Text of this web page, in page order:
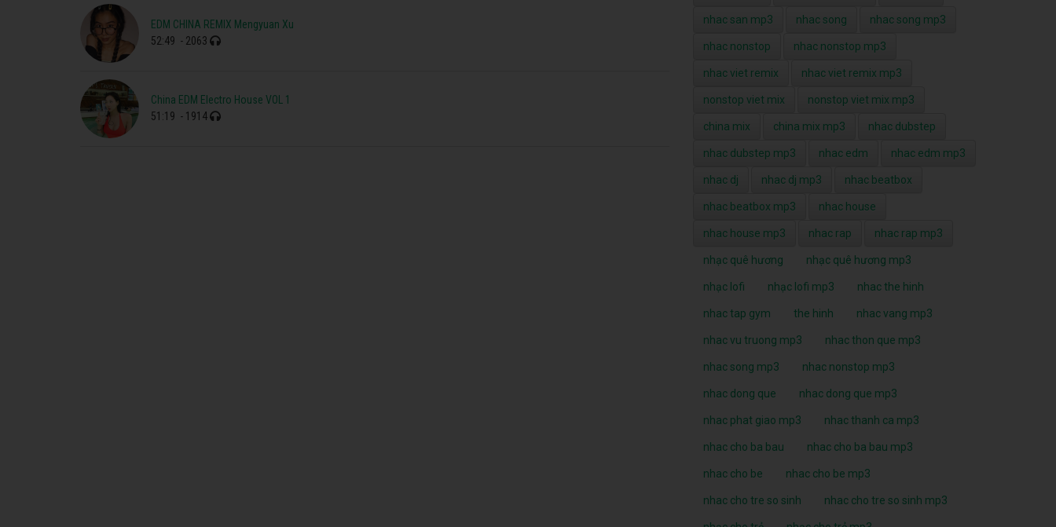
EDM CHINA REMIX Mengyuan Xu
52:49 - 2063
China EDM Electro House VOL 1
51:19 - 1914
nhac san mp3 nhac song nhac song mp3
nhac nonstop nhac nonstop mp3
nhac viet remix nhac viet remix mp3
nonstop viet mix nonstop viet mix mp3
china mix china mix mp3 nhac dubstep
nhac dubstep mp3 nhac edm nhac edm mp3
nhac dj nhac dj mp3 nhac beatbox
nhac beatbox mp3 nhac house
nhac house mp3 nhac rap nhac rap mp3
nhạc quê hương nhạc quê hương mp3
nhạc lofi nhạc lofi mp3 nhac the hinh
nhac tap gym the hinh nhac vang mp3
nhac vu truong mp3 nhac thon que mp3
nhac song mp3 nhac nonstop mp3
nhac dong que nhac dong que mp3
nhac phat giao mp3 nhac thanh ca mp3
nhac cho ba bau nhac cho ba bau mp3
nhac cho be nhac cho be mp3
nhac cho tre so sinh nhac cho tre so sinh mp3